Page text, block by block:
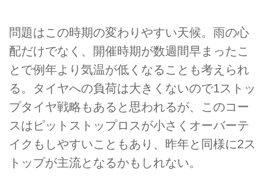
問題はこの時期の変わりやすい天候。雨の心
配だけでなく、開催時期が数週間早まったこ
とで例年より気温が低くなることも考えられ
る。タイヤへの負荷は大きくないので1ストッ
プタイヤ戦略もあると思われるが、このコー
スはピットストップロスが小さくオーバーテ
イクもしやすいこともあり、昨年と同様に2ス
トップが主流となるかもしれない。